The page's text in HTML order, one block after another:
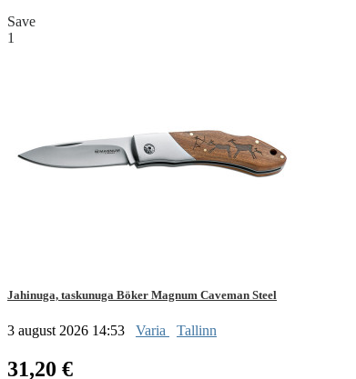
Save
1
Jahinuga, taskunuga Böker Magnum Caveman Steel
3 august 2026 14:53 Varia Tallinn
31,20 €